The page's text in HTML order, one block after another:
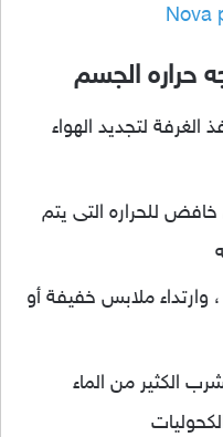
حراره الجسم
الغرفة لتجديد الهواء
خافض للحراره التى يتم
وارتداء ملابس خفيفة أو
الكثير من الماء